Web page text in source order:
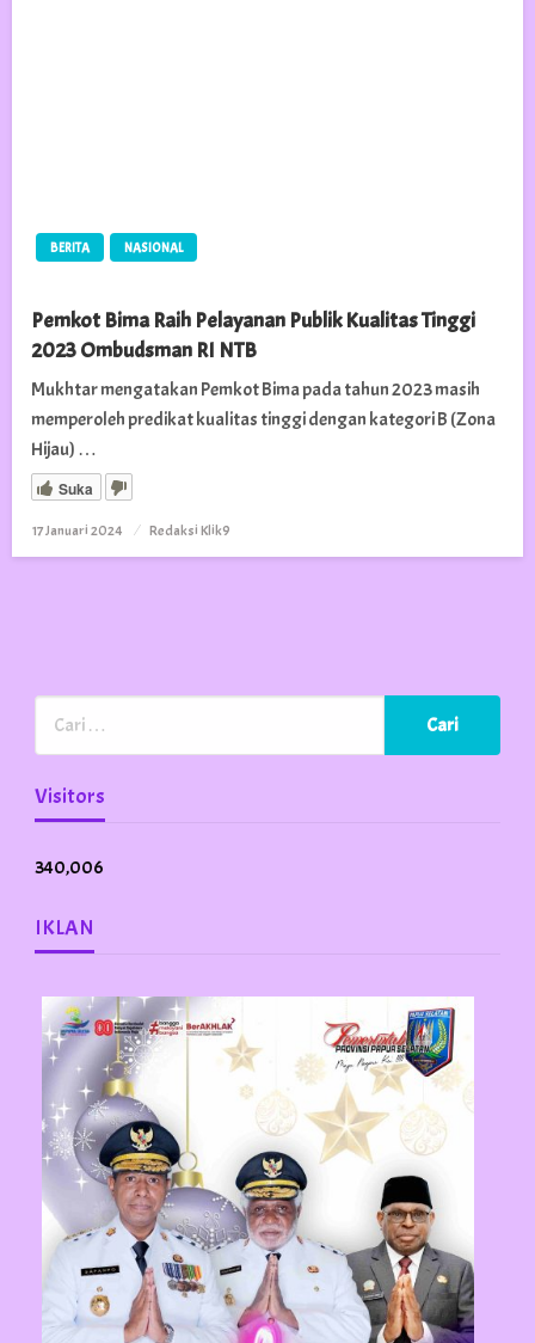
BERITA NASIONAL
Pemkot Bima Raih Pelayanan Publik Kualitas Tinggi
2023 Ombudsman RI NTB
Mukhtar mengatakan Pemkot Bima pada tahun 2023 masih
memperoleh predikat kualitas tinggi dengan kategori B (Zona
Hijau) …
Suka
Posted
17 Januari 2024 Redaksi Klik9
Visitors
340,006
IKLAN